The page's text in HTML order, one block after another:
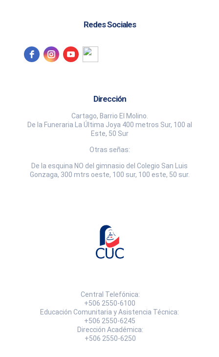
Redes Sociales
Dirección
Cartago, Barrio El Molino.
De la Funeraria La Última Joya 400 metros Sur, 100 al
Este, 50 Sur
Otras señas:
De la esquina NO del gimnasio del Colegio San Luis
Gonzaga, 300 mtrs oeste, 100 sur, 100 este, 50 sur.
Central Telefónica:
+506 2550-6100
Educación Comunitaria y Asistencia Técnica:
+506 2550-6245
Dirección Académica:
+506 2550-6250